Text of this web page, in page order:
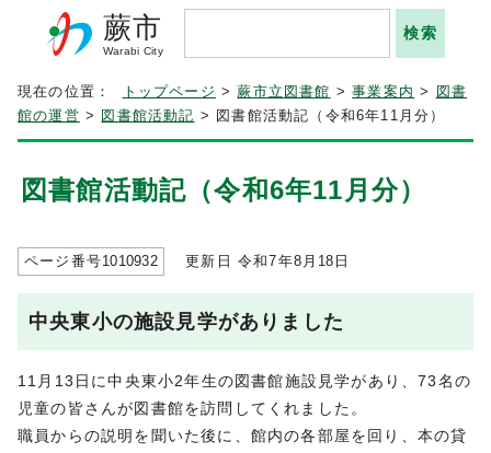
蕨市
Warabi City
現在の位置： トップページ > 蕨市立図書館 >事業案内 >
図書
館の運営 > 図書館活動記 > 図書館活動記（令和6年11月分）
図書館活動記（令和6年11月分）
ページ番号1010932 更新日 令和7年8月 18 日
中央東小の施設見学がありました
11月13日に中央東小2年生の図書館施設見学があり、73名の
児童の皆さんが図書館を訪問してくれました。
職員からの説明を聞いた後に、館内の各部屋を回り、本の貸